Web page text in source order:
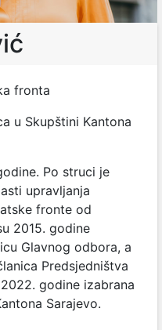
fronta
u Skupštini Kantona
Po struci je
upravljanja
fronte od
2015. godine
Glavnog odbora, a
Predsjedništva
godine izabrana
Sarajevo.